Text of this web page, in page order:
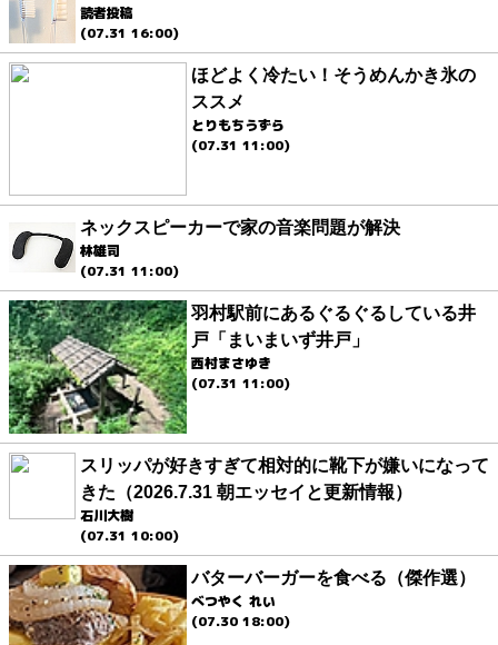
読者投稿
(07.31 16:00)
ほどよく冷たい！そうめんかき氷の
ススメ
とりもちうずら
(07.31 11:00)
ネックスピーカーで家の音楽問題が解決
林雄司
(07.31 11:00)
羽村駅前にあるぐるぐるしている井
戸「まいまいず井戸」
西村まさゆき
(07.31 11:00)
スリッパが好きすぎて相対的に靴下が嫌いになって
きた（2026.7.31 朝エッセイと更新情報）
石川大樹
(07.31 10:00)
バターバーガーを食べる（傑作選）
べつやく れい
(07.30 18:00)